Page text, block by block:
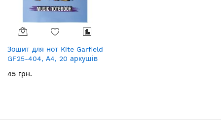
Зошит для нот Kite Garfield
GF25-404, А4, 20 аркушів
45 грн.